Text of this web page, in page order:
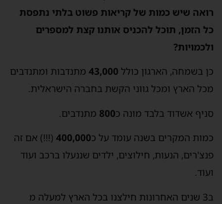
רואה שיש כמות של קריאות פשוט בלתי נתפסת
כל הזמן, תוכל להכניס אותנו קצת למספרים
ולכמויות?
כן בשמחה, הארגון כולל43,000מתנדבות ומתנדבים
מכל הארץ ומכל גווני הקשת בחברה הישראלית.
סניף אשדוד בלבד מונה כ 800מתנדבים.
כמות המקרים בשנה עומד על כ 400,000(!!!) אם זה
פנצ'רים, הנעות, חילוצים, ילדים שננעלו ברכב ועוד
ועוד.
ב3 שנים האחרונות חילצנו בכל הארץ למעלה מ